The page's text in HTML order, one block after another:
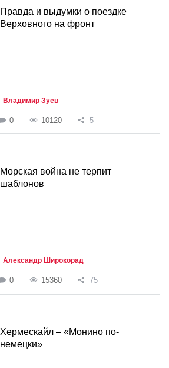
Правда и выдумки о поездке
Верховного на фронт
Владимир Зуев
0 10120 5
Морская война не терпит
шаблонов
Александр Широкорад
0 15360 75
Хермескайл – «Монино по-
немецки»